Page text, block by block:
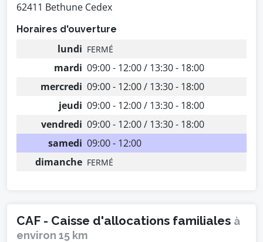
62411 Bethune Cedex
Horaires d'ouverture
lundi FERMÉ
mardi 09:00 - 12:00 / 13:30 - 18:00
mercredi 09:00 - 12:00 / 13:30 - 18:00
jeudi 09:00 - 12:00 / 13:30 - 18:00
vendredi 09:00 - 12:00 / 13:30 - 18:00
samedi 09:00 - 12:00
dimanche FERMÉ
CAF - Caisse d'allocations familiales à
environ 15 km